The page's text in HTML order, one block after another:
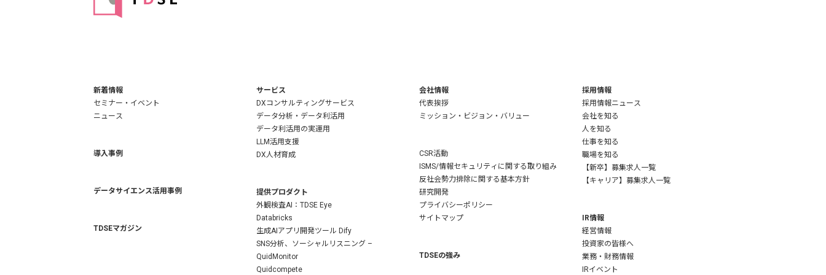
新着情報
セミナー・イベント
ニュース
導入事例
データサイエンス活用事例
TDSEマガジン
サービス
DXコンサルティングサービス
データ分析・データ利活用
データ利活用の実運用
LLM活用支援
DX人材育成
提供プロダクト
外観検査AI：TDSE Eye
Databricks
生成AIアプリ開発ツール Dify
SNS分析、ソーシャルリスニング –
QuidMonitor
Quidcompete
会社情報
代表挨拶
ミッション・ビジョン・バリュー
CSR活動
ISMS/情報セキュリティに関する取り組み
反社会勢力排除に関する基本方針
研究開発
プライバシーポリシー
サイトマップ
TDSEの強み
採用情報
採用情報ニュース
会社を知る
人を知る
仕事を知る
職場を知る
【新卒】募集求人一覧
【キャリア】募集求人一覧
IR情報
経営情報
投資家の皆様へ
業務・財務情報
IRイベント